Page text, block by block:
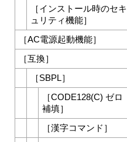
［インストール時のセキ
ュリティ機能］
［AC電源起動機能］
［互換］
［SBPL］
［CODE128(C) ゼロ
補填］
［漢字コマンド ］